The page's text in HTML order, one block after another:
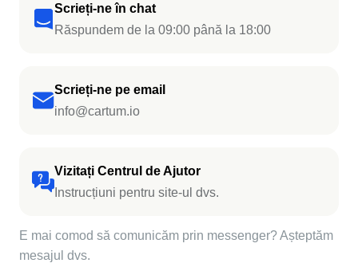
Scrieți-ne în chat
Răspundem de la 09:00 până la 18:00
Scrieți-ne pe email
info@cartum.io
Vizitați Centrul de Ajutor
Instrucțiuni pentru site-ul dvs.
E mai comod să comunicăm prin messenger? Așteptăm
mesajul dvs.